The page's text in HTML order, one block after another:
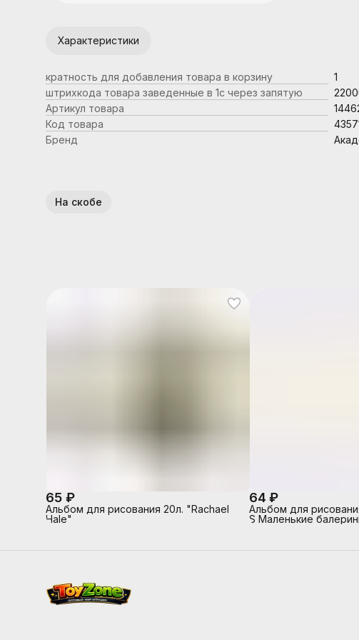
Характеристики
кратность для добавления товара в корзину
1
штрихкода товара заведенные в 1с через запятую
Артикул товара
Код товара
Бренд
На скобе
65 ₽
Альбом для рисования 20л. "Rachael
Hale"
64 ₽
Альбом для
S Маленькие